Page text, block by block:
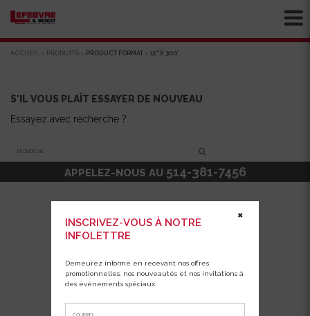
ACCUEIL > PRODUITS > PRODUCT FORMAT > 12" X 300'
S'IL VOUS PLAÎT ESSAYER DE NOUVEAU
Essayez avec recherche ?
INSCRIVEZ-VOUS À NOTRE
INFOLETTRE
Demeurez informé en recevant nos offres
promotionnelles, nos nouveautés et nos invitations à
des événements spéciaux.
✖
APPELEZ-NOUS AU 514-381-7456